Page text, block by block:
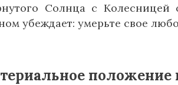
Солнца с Колесницей
убеждает: умерьте свое
положение